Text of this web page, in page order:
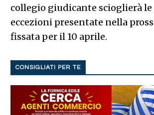
collegio giudicante scioglierà le
eccezioni presentate nella
fissata per il 10 aprile.
CONSIGLIATI PER TE